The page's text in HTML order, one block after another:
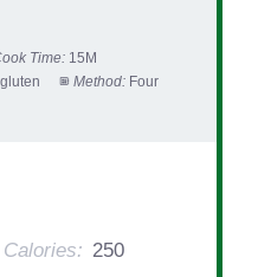
Time: 15M
Method: Four
Calories: 250